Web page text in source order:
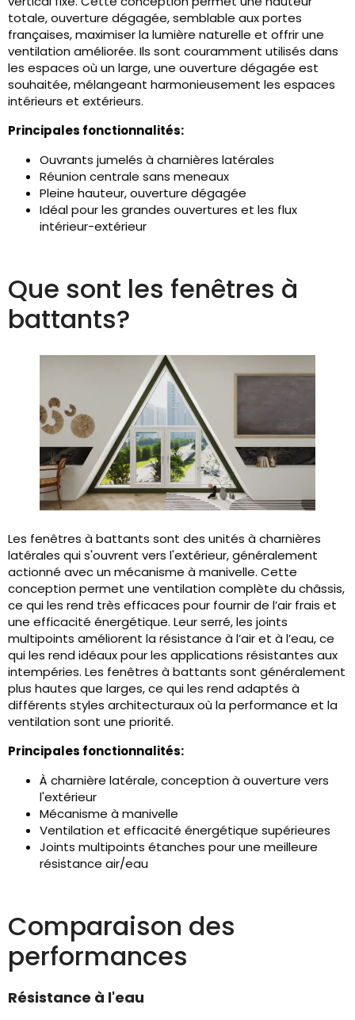
totale, ouverture dégagée, semblable aux portes
françaises, maximiser la lumière naturelle et offrir une
ventilation améliorée. Ils sont couramment utilisés dans
les espaces où un large, une ouverture dégagée est
souhaitée, mélangeant harmonieusement les espaces
intérieurs et extérieurs.
Principales fonctionnalités:
Ouvrants jumelés à charnières latérales
Réunion centrale sans meneaux
Pleine hauteur, ouverture dégagée
Idéal pour les grandes ouvertures et les flux
intérieur-extérieur
Que sont les fenêtres à
battants?
Les fenêtres à battants sont des unités à charnières
latérales qui s'ouvrent vers l'extérieur, généralement
actionné avec un mécanisme à manivelle. Cette
conception permet une ventilation complète du châssis,
ce qui les rend très efficaces pour fournir de l’air frais et
une efficacité énergétique. Leur serré, les joints
multipoints améliorent la résistance à l’air et à l’eau, ce
qui les rend idéaux pour les applications résistantes aux
intempéries. Les fenêtres à battants sont généralement
plus hautes que larges, ce qui les rend adaptés à
différents styles architecturaux où la performance et la
ventilation sont une priorité.
Principales fonctionnalités:
À charnière latérale, conception à ouverture vers
l'extérieur
Mécanisme à manivelle
Ventilation et efficacité énergétique supérieures
Joints multipoints étanches pour une meilleure
résistance air/eau
Comparaison des
performances
Résistance à l'eau